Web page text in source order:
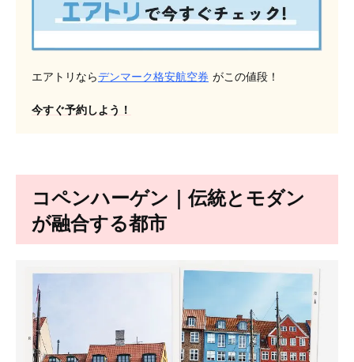
エアトリならデンマーク格安航空券 がこの値段！
今すぐ予約しよう！
コペンハーゲン｜伝統とモダン
が融合する都市